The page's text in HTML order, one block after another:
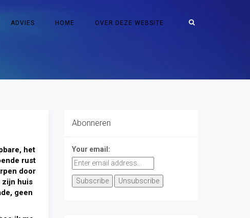
ADVIES HOME OVER DEZE WEBSITE
het
rust
door
zijn huis
geen
Abonneren
Your email: